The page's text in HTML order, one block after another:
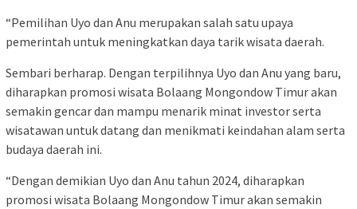
“Pemilihan Uyo dan Anu merupakan salah satu upaya
pemerintah untuk meningkatkan daya tarik wisata daerah.
Sembari berharap. Dengan terpilihnya Uyo dan Anu yang baru,
diharapkan promosi wisata Bolaang Mongondow Timur akan
semakin gencar dan mampu menarik minat investor serta
wisatawan untuk datang dan menikmati keindahan alam serta
budaya daerah ini.
“Dengan demikian Uyo dan Anu tahun 2024, diharapkan
promosi wisata Bolaang Mongondow Timur akan semakin